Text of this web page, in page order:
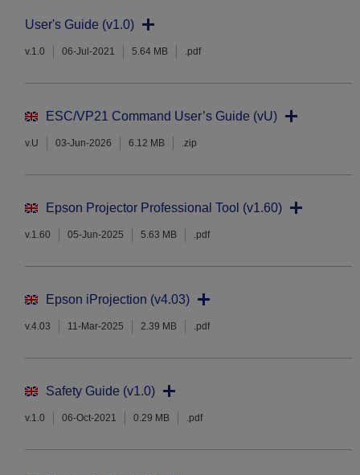
User's Guide (v1.0)
v.1.0 06-Jul-2021 5.64 MB .pdf
ESC/VP21 Command User’s Guide (vU)
v.U 03-Jun-2026 6.12 MB .zip
Epson Projector Professional Tool (v1.60)
v.1.60 05-Jun-2025 5.63 MB .pdf
Epson iProjection (v4.03)
v.4.03 11-Mar-2025 2.39 MB .pdf
Safety Guide (v1.0)
v.1.0 06-Oct-2021 0.29 MB .pdf